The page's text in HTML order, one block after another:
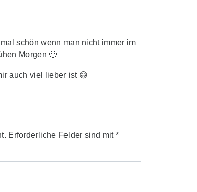
schön wenn man nicht immer im
Morgen 🙂
auch viel lieber ist 😅
Erforderliche Felder sind mit *